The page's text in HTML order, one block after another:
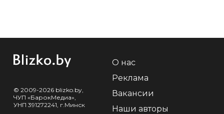
© 2009-2026 blizko.by,
ЧУП «БарокМедиа»,
УНП 391272241, г.Минск
О нас
Реклама
Вакансии
Наши авторы